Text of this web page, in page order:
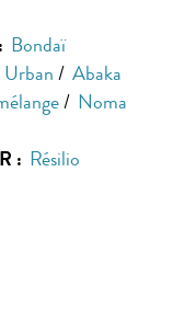
Bondaï
Urban / Abaka
/ Noma
: Résilio